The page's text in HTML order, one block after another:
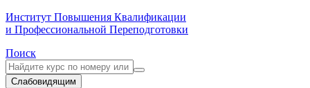
Институт Повышения Квалификации
и Профессиональной Переподготовки
Поиск
Слабовидящим